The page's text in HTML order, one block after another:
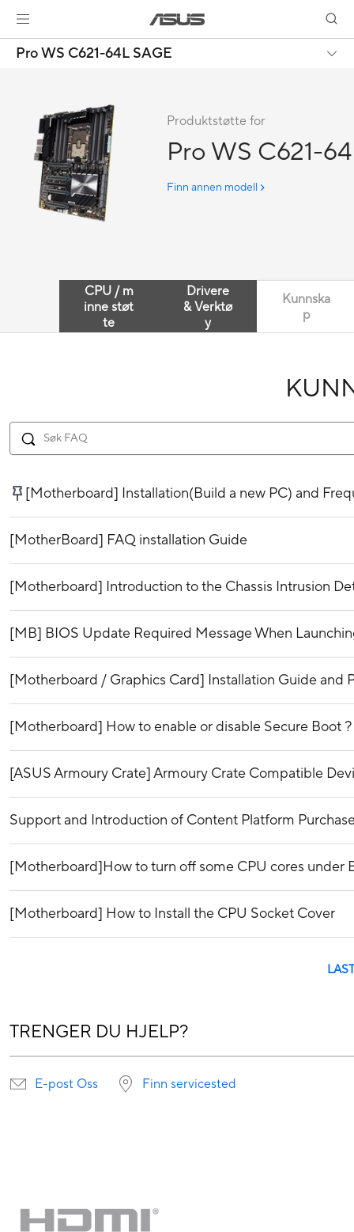
Pro WS C621-64L SAGE
Produktstøtte for
Pro WS C621-
Finn annen modell
CPU / m
inne støt
te
Drivere
& Verktø
y
Kunnska
p
TRENGER DU HJELP?
E-post Oss Finn servicested
[Motherboard] Installation(Build a new PC) and
[MotherBoard] FAQ installation Guide
[Motherboard] Introduction to the Chassis Intrusion
[MB] BIOS Update Required Message When
[Motherboard / Graphics Card] Installation Guide and
[Motherboard] How to enable or disable Secure Boot ?
[ASUS Armoury Crate] Armoury Crate Compatible
Support and Introduction of Content Platform
[Motherboard]How to turn off some CPU cores under
[Motherboard] How to Install the CPU Socket Cover